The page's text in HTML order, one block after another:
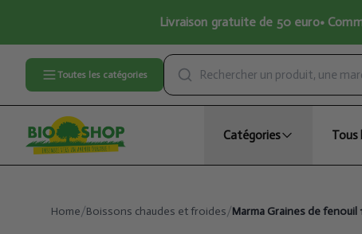
Livraison gratuite de 50 euro•
Toutes les catégories
Catégories Tous
Home/Boissons chaudes et froides/Marma Graines de fenouil